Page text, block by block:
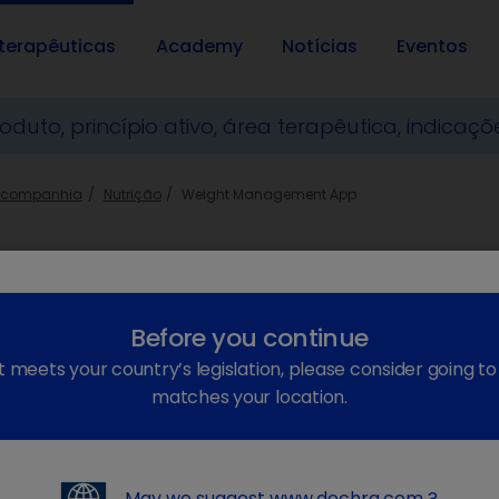
Academy Notícias Eventos
Nutrição Weight Management App
Before you continue
your country’s legislation, please consider going
matches your location.